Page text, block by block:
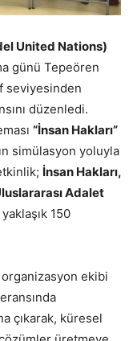
United Nations)
günü Tepeören
seviyesinden
düzenledi.
“İnsan Hakları”
simülasyon yoluyla
İnsan Hakları,
Adalet
150
organizasyon ekibi
çıkarak, küresel